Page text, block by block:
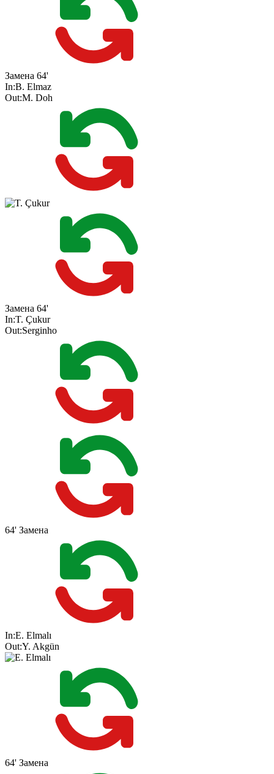
Замена 64'
In:B. Elmaz
Out:M. Doh
Замена 64'
In:T. Çukur
Out:Serginho
64' Замена
In:E. Elmalı
Out:Y. Akgün
64' Замена